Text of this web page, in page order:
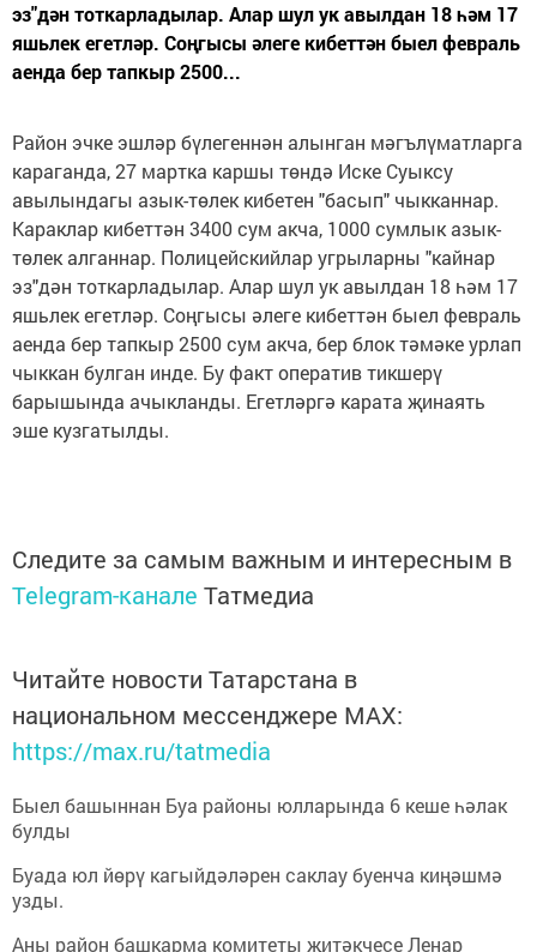
эз"дән тоткарладылар. Алар шул ук авылдан 18 һәм 17
яшьлек егетләр. Соңгысы әлеге кибеттән быел февраль
аенда бер тапкыр 2500...
Район эчке эшләр бүлегеннән алынган мәгълүматларга
караганда, 27 мартка каршы төндә Иске Суыксу
авылындагы азык-төлек кибетен "басып" чыкканнар.
Караклар кибеттән 3400 сум акча, 1000 сумлык азык-
төлек алганнар. Полицейскийлар угрыларны "кайнар
эз"дән тоткарладылар. Алар шул ук авылдан 18 һәм 17
яшьлек егетләр. Соңгысы әлеге кибеттән быел февраль
аенда бер тапкыр 2500 сум акча, бер блок тәмәке урлап
чыккан булган инде. Бу факт оператив тикшерү
барышында ачыкланды. Егетләргә карата җинаять
эше кузгатылды.
Следите за самым важным и интересным в
Telegram-канале Татмедиа
Читайте новости Татарстана в
национальном мессенджере MАХ:
https://max.ru/tatmedia
Быел башыннан Буа районы юлларында 6 кеше һәлак
булды
Буада юл йөрү кагыйдәләрен саклау буенча киңәшмә
узды.
Аны район башкарма комитеты җитәкчесе Ленар